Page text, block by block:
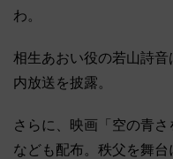
わ。
相生あおい役の若山詩
内放送を披露。
さらに、映画「空の青
なども配布。秩父を舞